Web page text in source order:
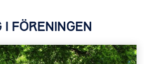
I FÖRENINGEN